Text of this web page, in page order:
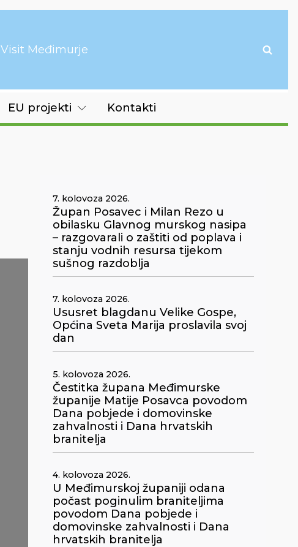
Visit Međimurje
EU projekti Kontakti
7. kolovoza 2026.
Župan Posavec i Milan Rezo u
obilasku Glavnog murskog nasipa
– razgovarali o zaštiti od poplava i
stanju vodnih resursa tijekom
sušnog razdoblja
7. kolovoza 2026.
Ususret blagdanu Velike Gospe,
Općina Sveta Marija proslavila svoj
dan
5. kolovoza 2026.
Čestitka župana Međimurske
županije Matije Posavca povodom
Dana pobjede i domovinske
zahvalnosti i Dana hrvatskih
branitelja
4. kolovoza 2026.
U Međimurskoj županiji odana
počast poginulim braniteljima
povodom Dana pobjede i
domovinske zahvalnosti i Dana
hrvatskih branitelja